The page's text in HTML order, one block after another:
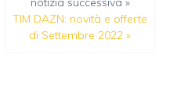
TIM DAZN: novità e offerte
di Settembre 2022 »